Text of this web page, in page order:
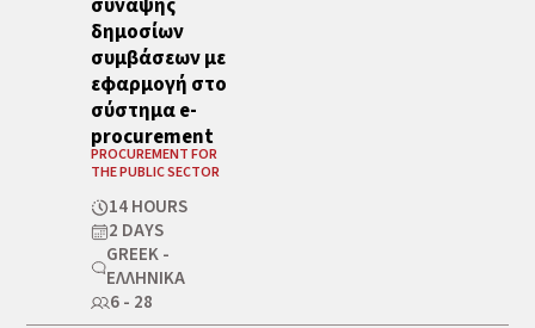
σύναψης
δημοσίων
συμβάσεων με
εφαρμογή στο
σύστημα e-
procurement
PROCUREMENT FOR
THE PUBLIC SECTOR
14 HOURS
2 DAYS
GREEK -
ΕΛΛΗΝΙΚΆ
6 - 28